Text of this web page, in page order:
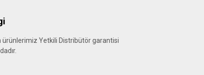
ürünlerimiz Yetkili Distribütör garantisi